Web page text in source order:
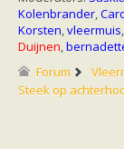
Meer
Vlendag
Overige
Kolenbrander,
Korsten,vleermuis,
Duijnen,
Forum
Steek op